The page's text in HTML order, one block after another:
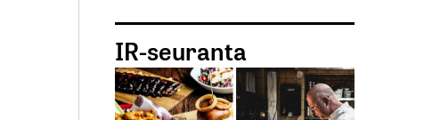
IR-seuranta